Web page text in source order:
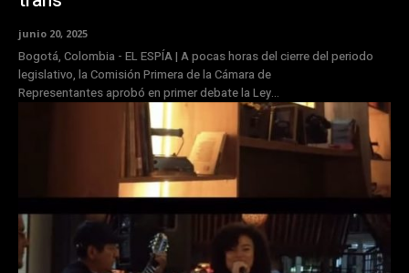
junio 20, 2025
Bogotá, Colombia - EL ESPÍA | A pocas horas del cierre del periodo
legislativo, la Comisión Primera de la Cámara de
Representantes aprobó en primer debate la Ley...